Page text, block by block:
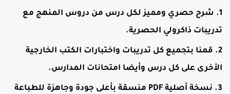
شرح حصري ومميز لكل درس من دروس المنهج مع
ذاكرولي الحصرية.
قمنا بتجميع كل تدريبات واختبارات الكتب الخارجية
على كل درس وأيضا امتحانات المدارس.
نسخة أصلية PDF منسقة بأعلى جودة وجاهزة للطباعة